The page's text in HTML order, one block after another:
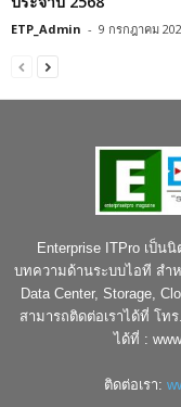
ETP_Admin - 9 กรกฎาคม
Enterprise ITPro เป็น
บทความด้านระบบไอที สำห
Data Center, Storage,
สามารถติดต่อเราได้ที่ โท
ได้ที่ :
ติดต่อเรา: